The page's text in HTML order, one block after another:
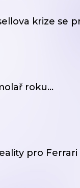
krize se
roku...
pro Ferrari